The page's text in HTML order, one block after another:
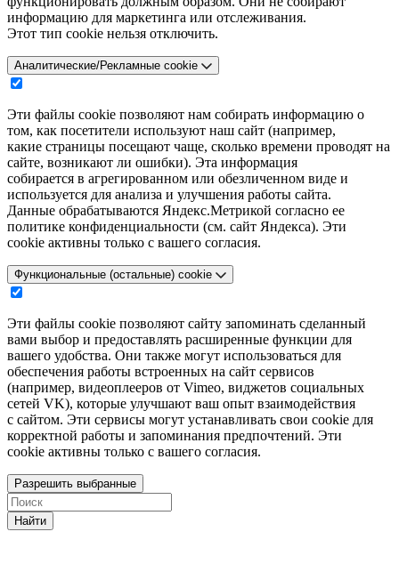
информацию для маркетинга или отслеживания.
Этот тип cookie нельзя отключить.
Аналитические/Рекламные cookie
Эти файлы cookie позволяют нам собирать информацию о
том, как посетители используют наш сайт (например,
какие страницы посещают чаще, сколько времени проводят на
сайте, возникают ли ошибки). Эта информация
собирается в агрегированном или обезличенном виде и
используется для анализа и улучшения работы сайта.
Данные обрабатываются Яндекс.Метрикой согласно ее
политике конфиденциальности (см. сайт Яндекса). Эти
cookie активны только с вашего согласия.
Функциональные (остальные) cookie
Эти файлы cookie позволяют сайту запоминать сделанный
вами выбор и предоставлять расширенные функции для
вашего удобства. Они также могут использоваться для
обеспечения работы встроенных на сайт сервисов
(например, видеоплееров от Vimeo, виджетов социальных
сетей VK), которые улучшают ваш опыт взаимодействия
с сайтом. Эти сервисы могут устанавливать свои cookie для
корректной работы и запоминания предпочтений. Эти
cookie активны только с вашего согласия.
Разрешить выбранные
Найти